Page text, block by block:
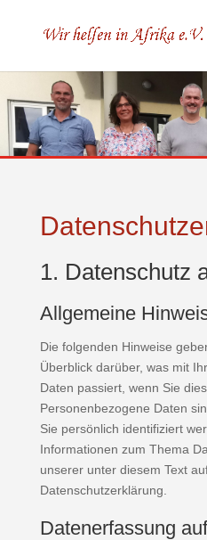
1. Datenschutz
Allgemeine
Die folgenden Hinweise
Überblick darüber, was mit
Daten passiert, wenn Sie
Personenbezogene Daten
Sie persönlich identifiziert
Informationen zum Thema
unserer unter diesem Text
Datenschutzerklärung.
Datenerfassung